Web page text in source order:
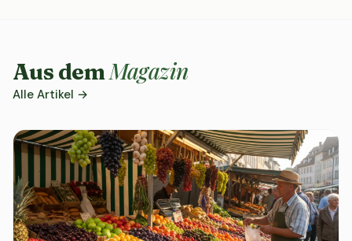
Aus demMagazin
Alle Artikel →